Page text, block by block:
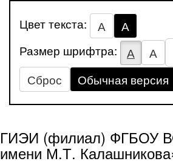
Цвет текста: А
А
Размер шрифтра:
А А
Сброс
Обычная версия
ГИЭИ (филиал) ФГБОУ
имени М.Т.